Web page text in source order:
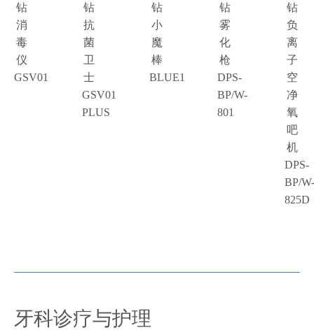
钻
消
毒
仪
GSV01
钻
抗
菌
卫
士
GSV01
PLUS
钻
小
魔
棒
BLUE1
钻
雾
化
枪
DPS-
BP/W-
801
钻
负
离
子
空
净
氧
吧
机
DPS-
BP/
825D
牙科诊疗与护理